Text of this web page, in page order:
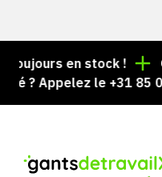
en stock !
? Appelez le +31 85